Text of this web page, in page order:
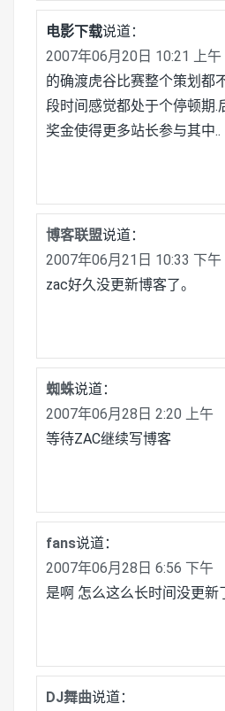
电影下载说道：
2007年06月20日 10:21 上午
的确渡虎谷比赛整个策划都
段时间感觉都处于个停顿期.
奖金使得更多站长参与其中..
博客联盟说道：
2007年06月21日 10:33 下午
zac好久没更新博客了。
蜘蛛说道：
2007年06月28日 2:20 上午
等待ZAC继续写博客
fans说道：
2007年06月28日 6:56 下午
是啊 怎么这么长时间没更新
DJ舞曲说道：